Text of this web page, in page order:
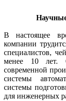
В настоящее
компании
специалистов,
менее 10 лет.
современной
системы
системы
для инженерных